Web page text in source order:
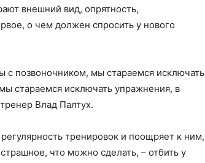
внешний вид, опрятность,
о чем должен спросить у нового
с позвоночником, мы стараемся исключать
стараемся исключать упражнения, в
Влад Палтух.
тренировок и поощряет к ним,
что можно сделать, – отбить у